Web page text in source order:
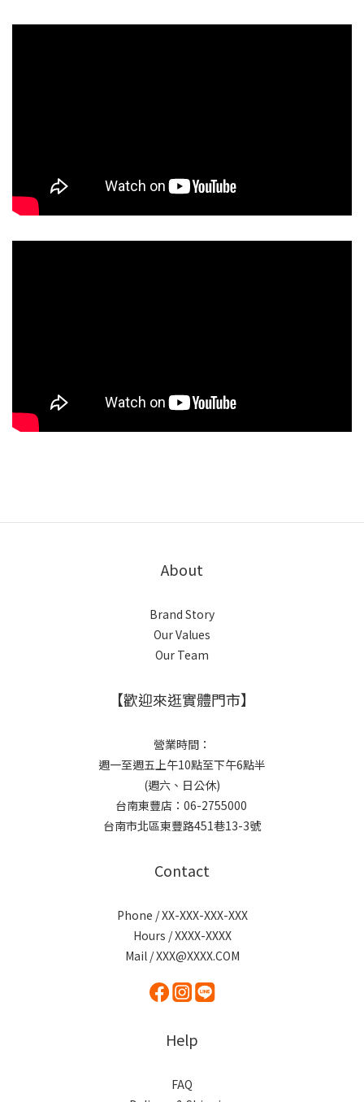
About
Brand Story
Our Values
Our Team
【歡迎來逛實體門市】
營業時間：
週一至週五上午10點至下午6點半
(週六、日公休)
台南東豐店：06-2755000
台南市北區東豐路451巷13-3號
Contact
Phone / XX-XXX-XXX-XXX
Hours / XXXX-XXXX
Mail / XXX@XXXX.COM
Help
FAQ